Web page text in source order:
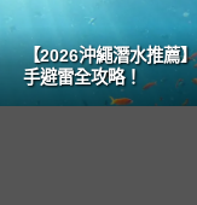
【2026沖繩潛水推薦
手避雷全攻略！